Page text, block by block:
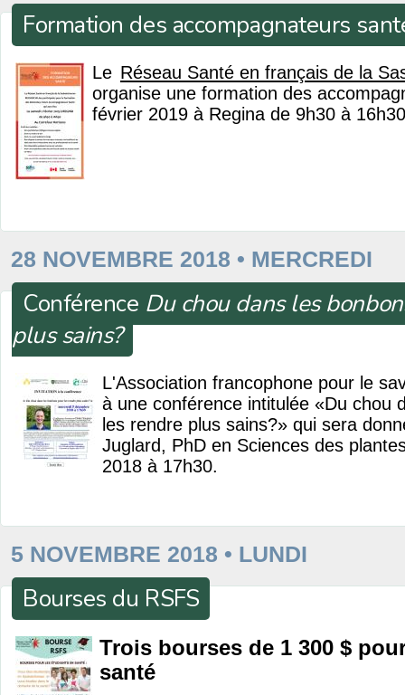
Formation des accompagnateurs
Le Réseau Santé en français de la
organise une formation des
février 2019 à Regina de 9h30 à
28 NOVEMBRE 2018 • MERCREDI
Conférence Du chou dans les
plus sains?
L'Association francophone pour le
à une conférence intitulée «Du chou
les rendre plus sains?» qui sera
Juglard, PhD en Sciences des
2018 à 17h30.
5 NOVEMBRE 2018 • LUNDI
Bourses du RSFS
Trois bourses de 1 300 $
santé